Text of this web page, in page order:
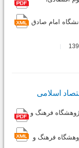
امام صادق
اسلامی
فرهنگ و
فرهنگ و